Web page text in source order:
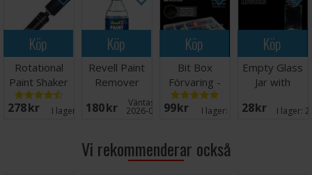
Köp
Rotational
Paint Shaker
278 SEK I lager: 12
Köp
Revell Paint
Remover
100ml
180 SEK Väntas in:
2026-09-30
Köp
Bit Box
Förvaring -
Small
99 SEK I lager:
Köp
Empty Glass
Jar with
28 SEK I lager:
Vi rekommenderar också